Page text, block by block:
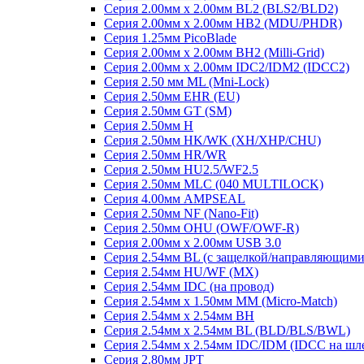
Серия 2.00мм x 2.00мм BL2 (BLS2/BLD2)
Серия 2.00мм x 2.00мм HB2 (MDU/PHDR)
Серия 1.25мм PicoBlade
Серия 2.00мм х 2.00мм BH2 (Milli-Grid)
Серия 2.00мм х 2.00мм IDC2/IDM2 (IDCC2)
Серия 2.50 мм ML (Mni-Lock)
Серия 2.50мм EHR (EU)
Серия 2.50мм GT (SM)
Серия 2.50мм H
Серия 2.50мм HK/WK (XH/XHP/CHU)
Серия 2.50мм HR/WR
Серия 2.50мм HU2.5/WF2.5
Серия 2.50мм MLC (040 MULTILOCK)
Серия 4.00мм AMPSEAL
Серия 2.50мм NF (Nano-Fit)
Серия 2.50мм OHU (OWF/OWF-R)
Серия 2.00мм x 2.00мм USB 3.0
Серия 2.54мм BL (с защелкой/
Серия 2.54мм HU/WF (MX)
Серия 2.54мм IDC (на провод)
Серия 2.54мм х 1.50мм MM (Micro-Match)
Серия 2.54мм х 2.54мм BH
Серия 2.54мм х 2.54мм BL (BLD/BLS/BWL)
Серия 2.54мм х 2.54мм IDC/IDM (IDCC на
Серия 2.80мм JPT